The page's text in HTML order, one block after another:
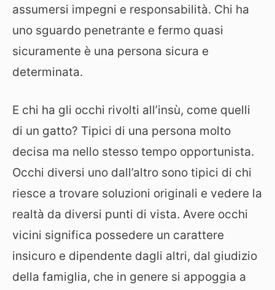
assumersi impegni e responsabilità. Chi ha
uno sguardo penetrante e fermo quasi
sicuramente è una persona sicura e
determinata.
E chi ha gli occhi rivolti all’insù, come quelli
di un gatto? Tipici di una persona molto
decisa ma nello stesso tempo opportunista.
Occhi diversi uno dall’altro sono tipici di chi
riesce a trovare soluzioni originali e vedere la
realtà da diversi punti di vista. Avere occhi
vicini significa possedere un carattere
insicuro e dipendente dagli altri, dal giudizio
della famiglia, che in genere si appoggia a